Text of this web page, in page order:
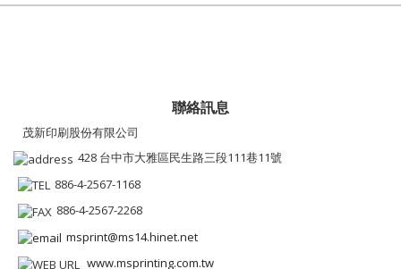
聯絡訊息
茂新印刷股份有限公司
428 台中市大雅區民生路三段111巷11號
886-4-2567-1168
886-4-2567-2268
msprint@ms14.hinet.net
www.msprinting.com.tw